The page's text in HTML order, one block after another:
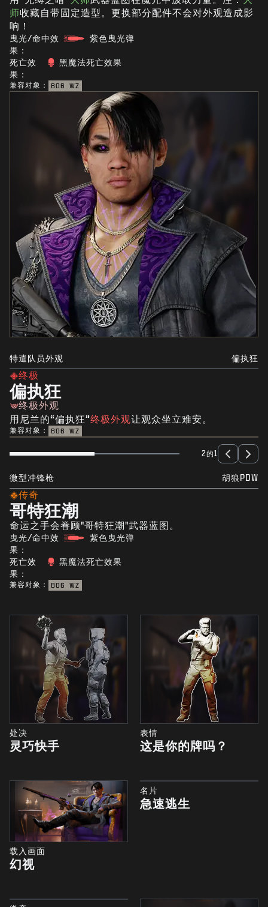
师收藏自带固定造型。更换部分配件不会对外观造成影
响！
曳光/命中效
果：
紫色曳光弹
死亡效
果：
黑魔法死亡效果
兼容对象： BO6 WZ
特遣队员外观 偏执狂
终极
偏执狂
终极外观
用尼兰的“偏执狂”终极外观让观众坐立难安。
兼容对象： BO6 WZ
2的1
微型冲锋枪 胡狼PDW
传奇
哥特狂潮
命运之手会眷顾"哥特狂潮"武器蓝图。
曳光/命中效
果：
紫色曳光弹
死亡效
果：
黑魔法死亡效果
兼容对象： BO6 WZ
处决
灵巧快手
表情
这是你的牌吗？
载入画面
幻视
名片
急速逃生